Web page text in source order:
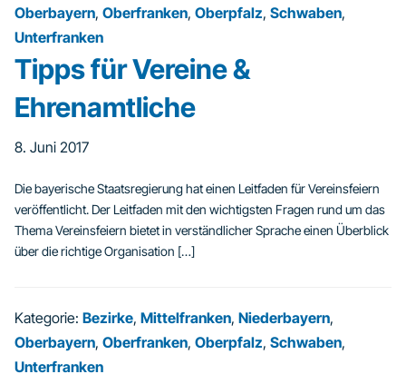
Oberbayern, Oberfranken, Oberpfalz, Schwaben,
Unterfranken
Tipps für Vereine &
Ehrenamtliche
8. Juni 2017
Die bayerische Staatsregierung hat einen Leitfaden für Vereinsfeiern
veröffentlicht. Der Leitfaden mit den wichtigsten Fragen rund um das
Thema Vereinsfeiern bietet in verständlicher Sprache einen Überblick
über die richtige Organisation […]
Kategorie: Bezirke, Mittelfranken, Niederbayern,
Oberbayern, Oberfranken, Oberpfalz, Schwaben,
Unterfranken